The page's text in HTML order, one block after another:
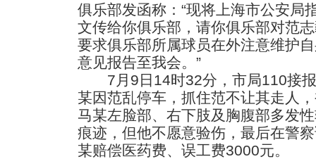
俱乐部发函称：“现将上海市公安局
文传给你俱乐部，请你俱乐部对范
要求俱乐部所属球员在外注意维护
意见报告至我会。”
7月9日14时32分，市局110接报
某因范乱停车，抓住范不让其走人
马某左脸部、右下肢及胸腹部多发
痕迹，但他不愿意验伤，最后在警
某赔偿医药费、误工费3000元。